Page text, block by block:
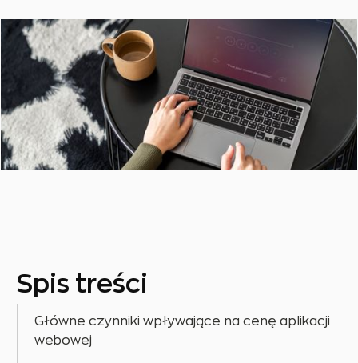
Spis treści
Główne czynniki wpływające na cenę aplikacji
webowej